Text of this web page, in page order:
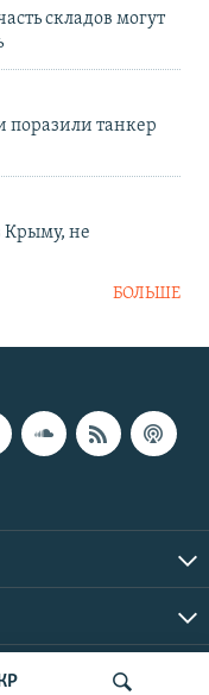
складов могут
поразили танкер
Крыму, не
БОЛЬШЕ
| Все права защищены.